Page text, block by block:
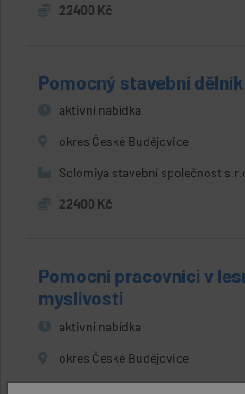
22400 Kč
Pomocný stavební dělník
aktivní nabídka
okres České Budějovice
Solomiya stavební společnost
22400 Kč
Pomocní pracovníci v
myslivosti
aktivní nabídka
okres České Budějovice